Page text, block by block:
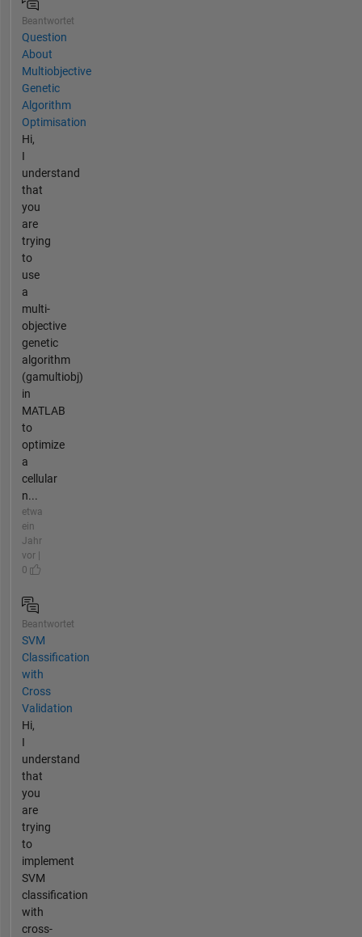
Beantwortet
Question
About
Multiobjective
Genetic
Algorithm
Optimisation
Hi,
I
understand
that
you
are
trying
to
use
a
multi-
objective
genetic
algorithm
(gamultiobj)
in
MATLAB
to
optimize
a
cellular
n...
etwa
ein
Jahr
vor |
0
Beantwortet
SVM
Classification
with
Cross
Validation
Hi,
I
understand
that
you
are
trying
to
implement
SVM
classification
with
cross-